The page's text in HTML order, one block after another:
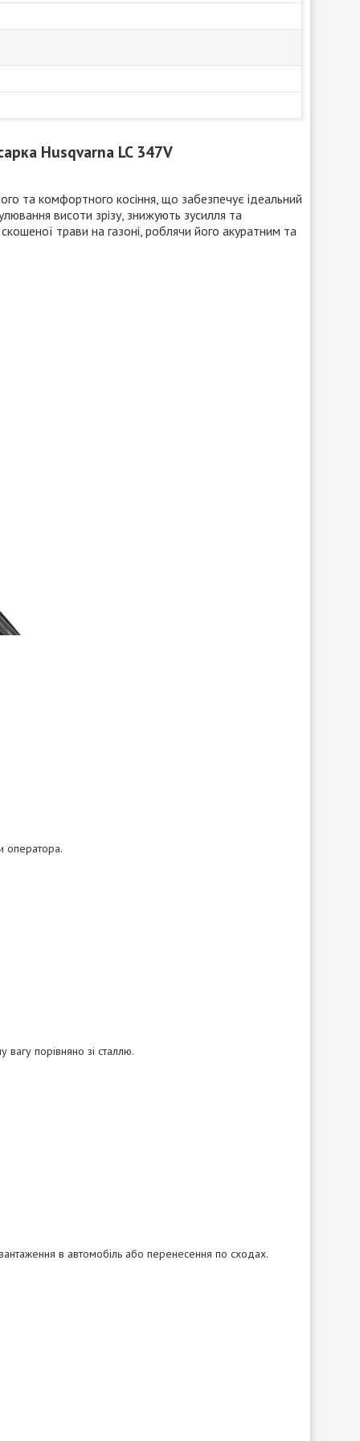
Husqvarna LC 347V
та комфортного косіння, що забезпечує ідеальний
висоти зрізу, знижують зусилля та
трави на газоні, роблячи його акуратним та
оператора.
порівняно зі сталлю.
в автомобіль або перенесення по сходах.